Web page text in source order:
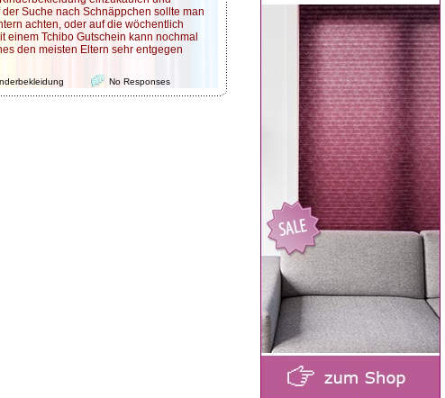
Suche nach Schnäppchen sollte man
achten, oder auf die wöchentlich
einem Tchibo Gutschein kann nochmal
den meisten Eltern sehr entgegen
No Responses